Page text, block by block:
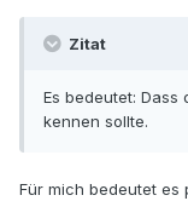
Zitat
Es bedeutet: Dass
kennen sollte.
Für mich bedeutet es